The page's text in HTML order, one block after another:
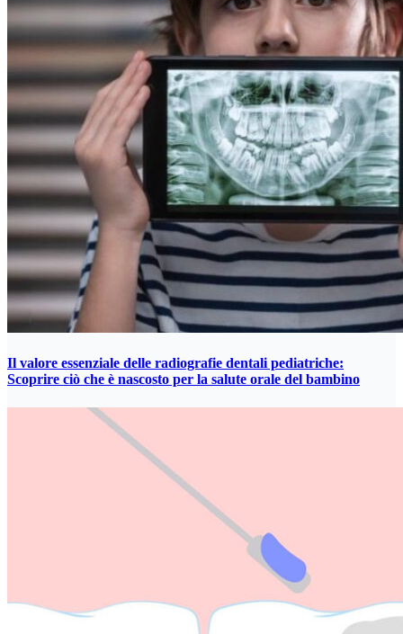
Il valore essenziale delle radiografie dentali pediatriche:
Scoprire ciò che è nascosto per la salute orale del bambino